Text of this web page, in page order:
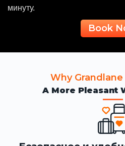
минуту.
Book
Why
A More Pleasant